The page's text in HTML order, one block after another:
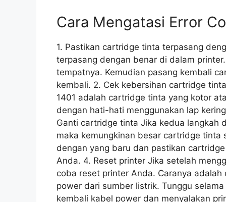
Cara Mengatasi Error
1. Pastikan cartridge tinta terpasang
terpasang dengan benar di dalam
tempatnya. Kemudian pasang kembali
kembali. 2. Cek kebersihan cartridge
1401 adalah cartridge tinta yang kotor
dengan hati-hati menggunakan lap
Ganti cartridge tinta Jika kedua langkah
maka kemungkinan besar cartridge
dengan yang baru dan pastikan
Anda. 4. Reset printer Jika setelah
coba reset printer Anda. Caranya
power dari sumber listrik. Tunggu
kembali kabel power dan menyalakan